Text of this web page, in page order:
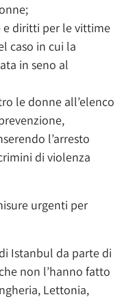
e diritti per le vittime
caso in cui la
in seno al
le donne all’elenco
l’arresto
di violenza
urgenti per
Istanbul da parte di
non l’hanno fatto
Lettonia,